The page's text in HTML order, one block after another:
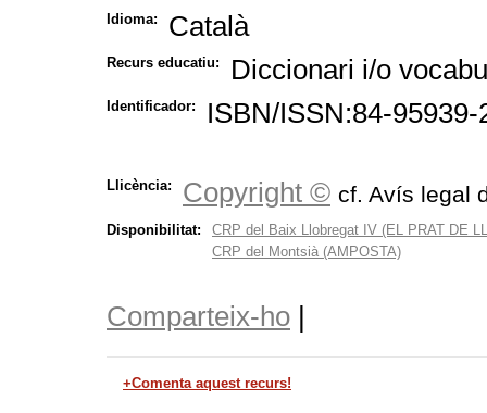
Idioma: Català
Recurs educatiu: Diccionari i/o
Identificador: ISBN/ISSN:84-95939-
Llicència: Copyright © cf. Avís legal
Disponibilitat:
CRP del Baix Llobregat IV (EL PRAT DE
CRP del Montsià (AMPOSTA)
Comparteix-ho |
+Comenta aquest recurs!